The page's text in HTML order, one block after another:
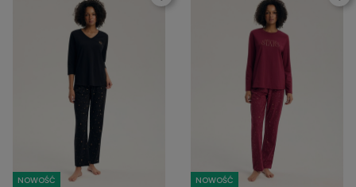
NOWOŚĆ NOWOŚĆ